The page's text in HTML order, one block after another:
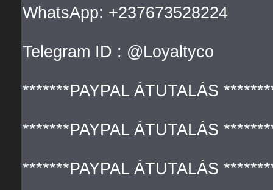
WhatsApp: +237673528224
Telegram ID : @Loyaltyco
*******PAYPAL ÁTUTALÁS
*******PAYPAL ÁTUTALÁS
*******PAYPAL ÁTUTALÁS